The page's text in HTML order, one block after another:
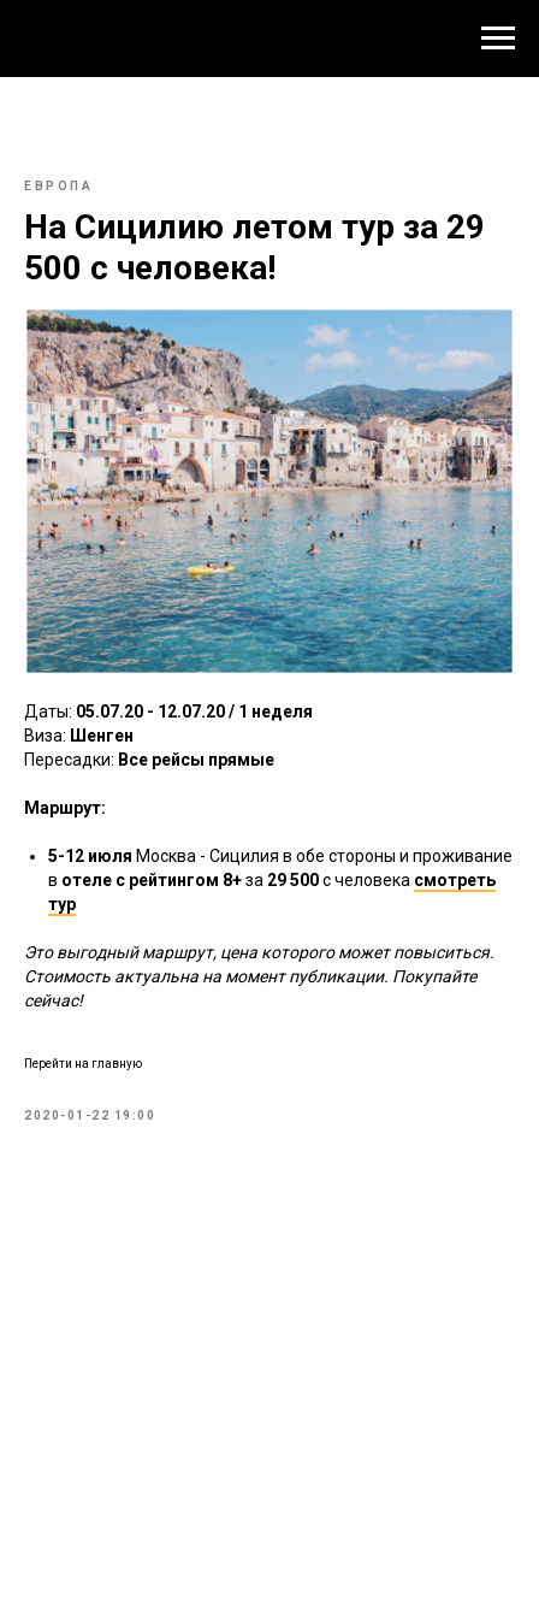
ЕВРОПА
На Сицилию летом тур за 29
500 c человека!
Даты: 05.07.20 - 12.07.20 / 1 неделя
Виза: Шенген
Пересадки: Все рейсы прямые
Маршрут:
5-12 июля Москва - Сицилия в обе стороны и проживание
в отеле с рейтингом 8+за 29 500с человека смотреть
тур
Это выгодный маршрут, цена которого может повыситься.
Стоимость актуальна на момент публикации. Покупайте
сейчас!
Перейти на главную
2020-01-22 19:00